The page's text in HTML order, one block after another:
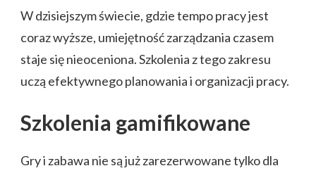
W dzisiejszym świecie, gdzie tempo pracy jest
coraz wyższe, umiejętność zarządzania czasem
staje się nieoceniona. Szkolenia z tego zakresu
uczą efektywnego planowania i organizacji pracy.
Szkolenia gamifikowane
Gry i zabawa nie są już zarezerwowane tylko dla